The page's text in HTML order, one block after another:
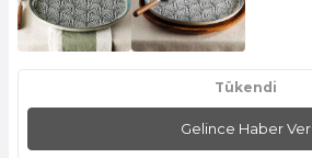
Tükendi
Gelince Haber Ver